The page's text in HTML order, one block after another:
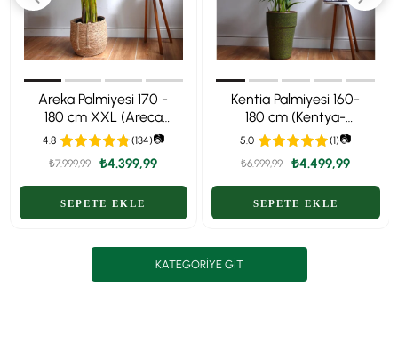
Areka Palmiyesi 170 -
180 cm XXL (Areca
Dypsis Lutescens) –
Ekstra Dolgun Form
4.8 (134)📷
₺4.399,99
₺7.999,99
Kentia Palmiyesi 160-
180 cm (Kentya-
Howea Palmiyesi)
5.0 (1)📷
₺4.499,99
₺6.999,99
KATEGORIYE GIT